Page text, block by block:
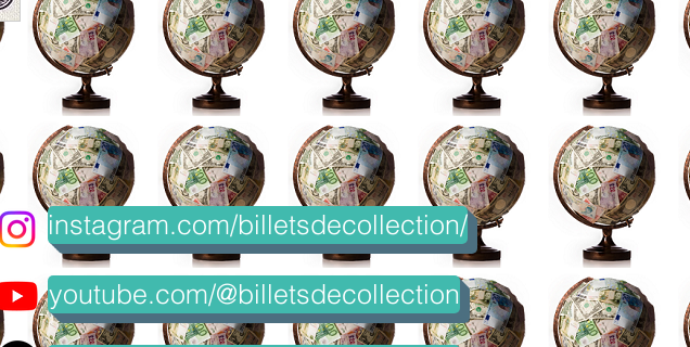
instagram.com/billetsdecollection/
youtube.com/@billetsdecollection